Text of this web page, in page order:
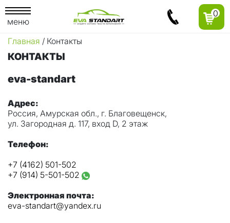
меню
0
Главная / Контакты
КОНТАКТЫ
eva-standart
Адрес:
Россия, Амурская обл., г. Благовещенск,
ул. Загородная д. 117, вход D, 2 этаж
Телефон:
+7 (4162) 501-502
+7 (914) 5-501-502
Электронная почта:
eva-standart@yandex.ru